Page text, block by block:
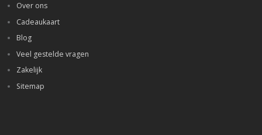
Over ons
Cadeaukaart
Blog
Veel gestelde vragen
Zakelijk
Sitemap